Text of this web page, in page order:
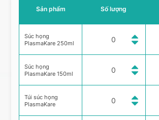
Sản phẩm
Súc họng
PlasmaKare 250ml
Súc họng
PlasmaKare 150ml
Túi súc họng
PlasmaKare
Số lượng